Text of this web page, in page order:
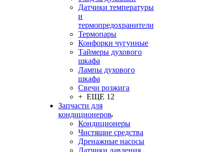
Датчики температуры
и
термопредохранители
Термопары
Конфорки чугунные
Таймеры духового
шкафа
Лампы духового
шкафа
Свечи розжига
+ ЕЩЕ 12
Запчасти для
кондиционеров
Кондиционеры
Чистящие средства
Дренажные насосы
Датчики давления